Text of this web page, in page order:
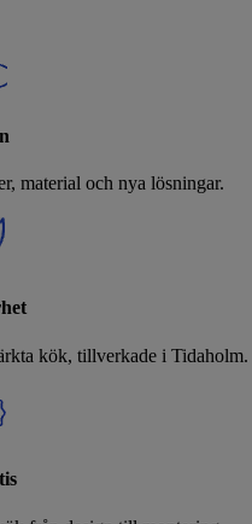
material och nya lösningar.
kök, tillverkade i Tidaholm.